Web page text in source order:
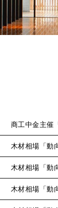
商工中金主催
木材相場「動
木材相場「動
木材相場「動